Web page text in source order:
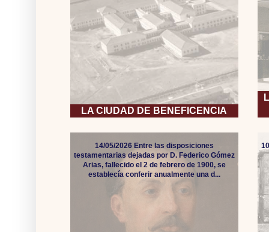
LA CIUDAD DE BENEFICENCIA
14/05/2026 Entre las disposiciones
testamentarias dejadas por D. Federico Gómez
Arias, fallecido el 2 de febrero de 1900, se
establecía conferir anualmente una d...